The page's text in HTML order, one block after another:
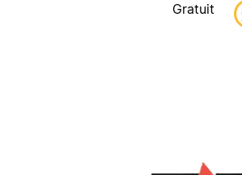
Gratuit